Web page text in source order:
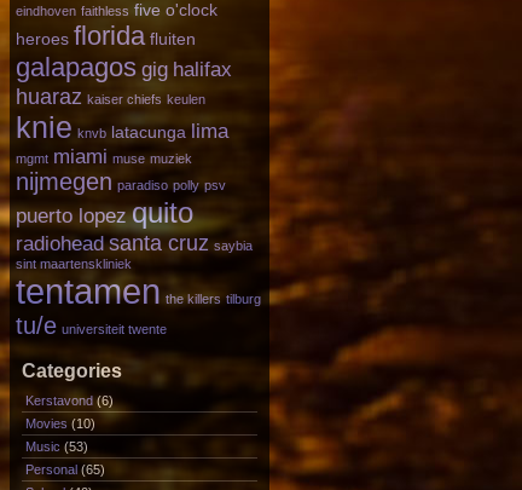
eindhoven faithless five o'clock
heroes florida fluiten
galapagos gig halifax
huaraz kaiser chiefs keulen
knie knvb latacunga lima
mgmt miami muse muziek
nijmegen paradiso polly psv
puerto lopez quito
radiohead santa cruz saybia
sint maartenskliniek
tentamen the killers tilburg
tu/e universiteit twente
Categories
Kerstavond(6)
Movies (10)
Music (53)
Personal(65)